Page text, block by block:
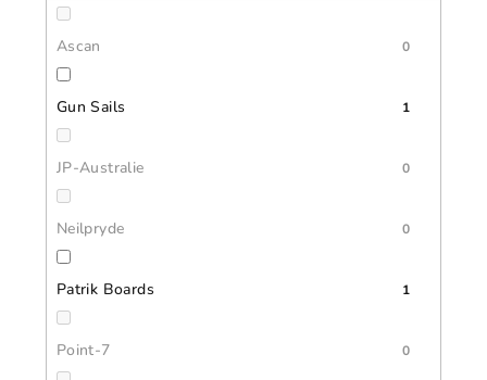
Ascan 0
Gun Sails 1
JP-Australie 0
Neilpryde 0
Patrik Boards 1
Point-7 0